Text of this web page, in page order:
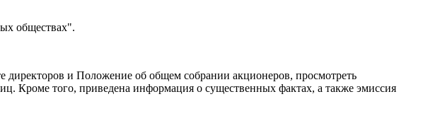
обществах".
и Положение об общем собрании акционеров, просмотреть
Кроме того, приведена информация о существенных фактах, а также эмиссия